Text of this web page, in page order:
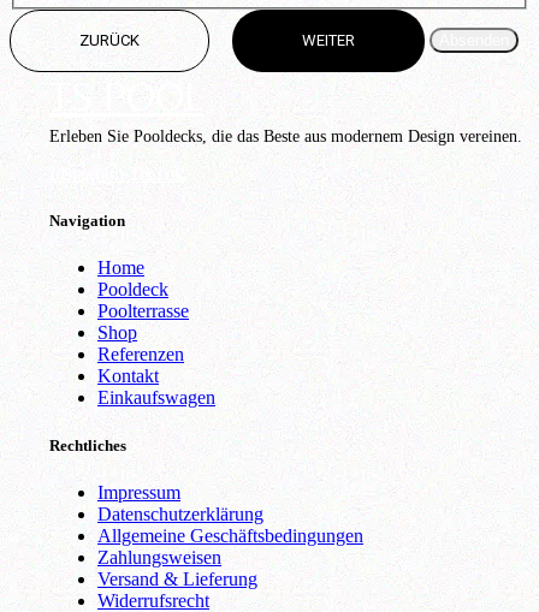
ZURÜCK WEITER
TS POOL
Erleben Sie Pooldecks, die das Beste aus modernem Design vereinen.
Instagram
Navigation
Home
Pooldeck
Poolterrasse
Shop
Referenzen
Kontakt
Einkaufswagen
Rechtliches
Impressum
Datenschutzerklärung
Allgemeine Geschäftsbedingungen
Zahlungsweisen
Versand & Lieferung
Widerrufsrecht